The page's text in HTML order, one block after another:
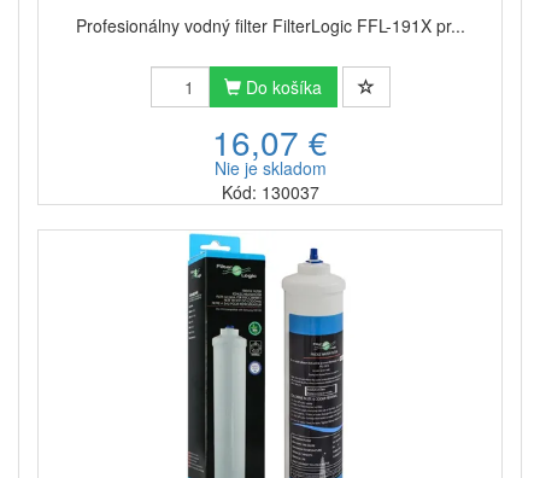
chladničke, ktorej sa nebudú tak intenzívne zanášať
originálnych i alternatívnych vodných
zámkový mechanizmus. Ten sa môže pri
jednotlivých typoch chladničieklíšiť najmä svojou
. Ak si nebudete teda istí
kompatibilitou konkrétneho typu filtra s vašou
chladničkou, radšej nás kontaktujte, radi vám s
výberom filtra pomôžeme. Ak zvolíte vhodný typ filtra,
výmenou vo vašej chladničke i
. Celý proces možno pri troche
v priebehu niekoľkých málo
Profesionálny vodný filter FilterLogic FFL-191X pr...
Do košíka
16,07 €
Nie je skladom
Kód: 130037